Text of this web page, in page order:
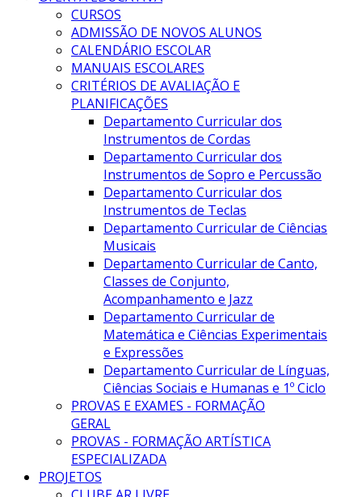
CURSOS
ADMISSÃO DE NOVOS ALUNOS
CALENDÁRIO ESCOLAR
MANUAIS ESCOLARES
CRITÉRIOS DE AVALIAÇÃO E
PLANIFICAÇÕES
Departamento Curricular dos
Instrumentos de Cordas
Departamento Curricular dos
Instrumentos de Sopro e Percussão
Departamento Curricular dos
Instrumentos de Teclas
Departamento Curricular de Ciências
Musicais
Departamento Curricular de Canto,
Classes de Conjunto,
Acompanhamento e Jazz
Departamento Curricular de
Matemática e Ciências Experimentais
e Expressões
Departamento Curricular de Línguas,
Ciências Sociais e Humanas e 1º Ciclo
PROVAS E EXAMES - FORMAÇÃO
GERAL
PROVAS - FORMAÇÃO ARTÍSTICA
ESPECIALIZADA
PROJETOS